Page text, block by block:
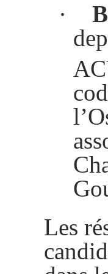
·
Les